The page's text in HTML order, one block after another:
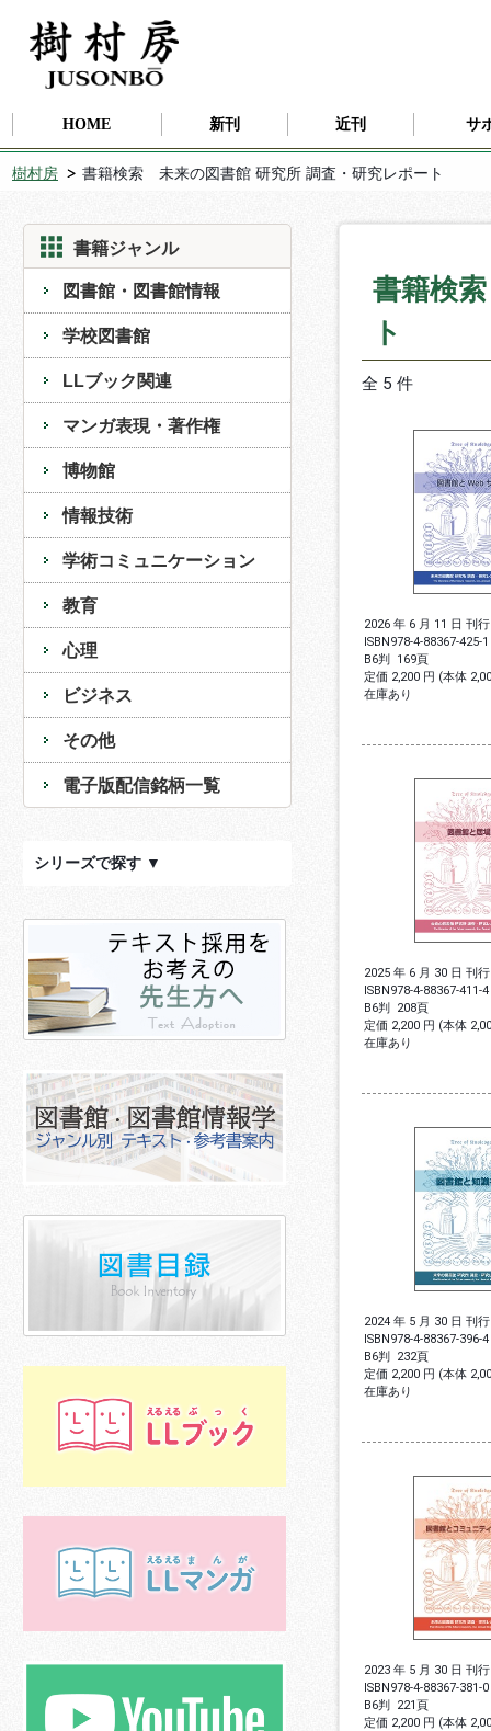
HOME 新刊 近刊 サ
樹村房 書籍検索 未来の図書館 研究所 調査・研究レポート
書籍ジャンル
図書館・図書館情報
学校図書館
LLブック関連
マンガ表現・著作権
博物館
情報技術
学術コミュニケーション
教育
心理
ビジネス
その他
電子版配信銘柄一覧
シリーズで探す ▼
書籍検
ト
全 5 件
2026 年 6 月 11 日 刊行
ISBN978-4-88367-425-1
B6判 169頁
定価 2,200 円 (本体
在庫あり
2025 年 6 月 30 日 刊行
ISBN978-4-88367-411-4
B6判 208頁
定価 2,200 円 (本体
在庫あり
2024 年 5 月 30 日 刊行
ISBN978-4-88367-396-4
B6判 232頁
定価 2,200 円 (本体
在庫あり
2023 年 5 月 30 日 刊行
ISBN978-4-88367-381-0
B6判 221頁
定価 2,200 円 (本体